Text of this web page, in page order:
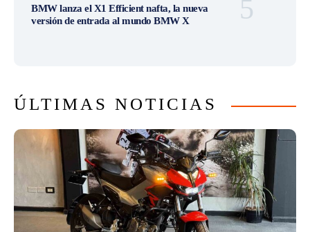
BMW lanza el X1 Efficient nafta, la nueva
versión de entrada al mundo BMW X
ÚLTIMAS NOTICIAS